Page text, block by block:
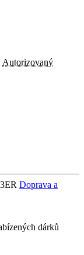
Autorizovaný
Doprava a
dárků